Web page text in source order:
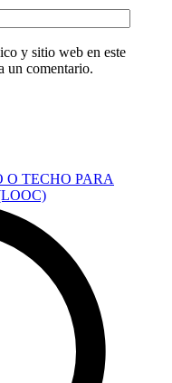
y sitio web en este
un comentario.